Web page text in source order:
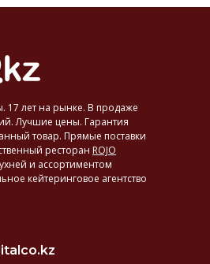
17 лет на рынке. В продаже
Лучшие цены. Гарантия
товар. Прямые поставки
ресторан ROJO
и ассортиментом
кейтеринговое агентство